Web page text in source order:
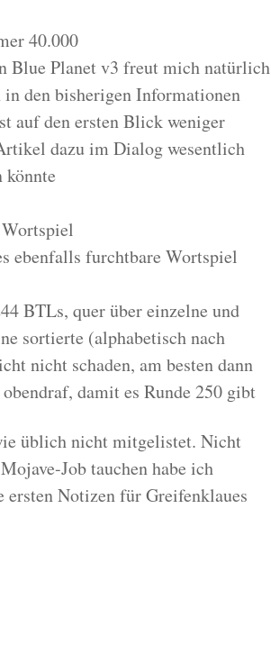
40.000
Blue Planet v3 freut mich natürlich
den bisherigen Informationen
auf den ersten Blick weniger
dazu im Dialog wesentlich
könnte
ebenfalls furchtbare Wortspiel
BTLs, quer über einzelne und
sortierte (alphabetisch nach
nicht schaden, am besten dann
damit es Runde 250 gibt
üblich nicht mitgelistet. Nicht
Job tauchen habe ich
Notizen für Greifenklaues